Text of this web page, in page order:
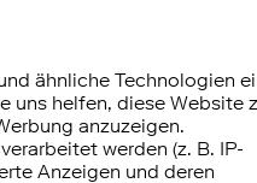
Levies)